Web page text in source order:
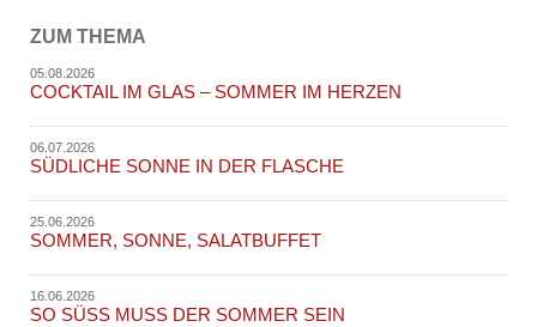
ZUM THEMA
05.08.2026
COCKTAIL IM GLAS – SOMMER IM HERZEN
06.07.2026
SÜDLICHE SONNE IN DER FLASCHE
25.06.2026
SOMMER, SONNE, SALATBUFFET
16.06.2026
SO SÜSS MUSS DER SOMMER SEIN